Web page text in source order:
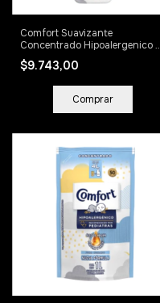
Comfort Suavizante
Concentrado Hipoalergenico x
500 ml
$9.743,00